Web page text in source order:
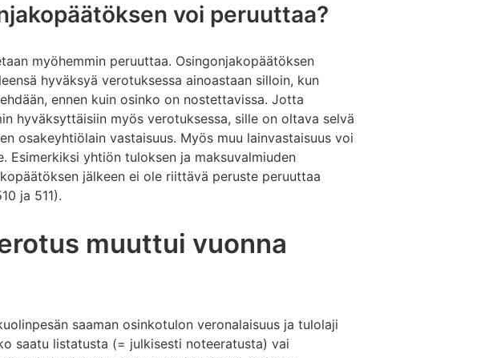
voi peruuttaa?
myöhemmin peruuttaa. Osingonjakopäätöksen
hyväksyä verotuksessa ainoastaan silloin, kun
ennen kuin osinko on nostettavissa. Jotta
hyväksyttäisiin myös verotuksessa, sille on oltava selvä
osakeyhtiölain vastaisuus. Myös muu lainvastaisuus voi
Esimerkiksi yhtiön tuloksen ja maksuvalmiuden
jälkeen ei ole riittävä peruste peruuttaa
ja 511).
muuttui vuonna
saaman osinkotulon veronalaisuus ja tulolaji
saatu listatusta (= julkisesti noteeratusta) vai